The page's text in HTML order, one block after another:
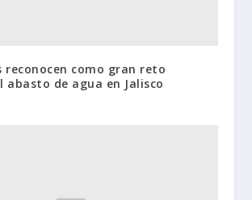
reconocen como gran reto
de agua en Jalisco